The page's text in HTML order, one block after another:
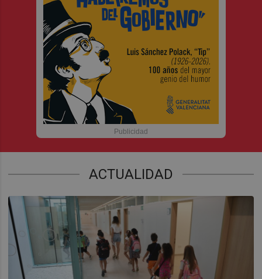
ACTUALIDAD